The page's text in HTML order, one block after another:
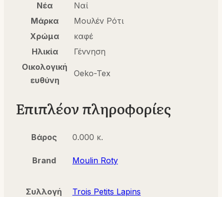
Νέα
Ναί
Μάρκα
Μουλέν Ρότι
Χρώμα
καφέ
Ηλικία
Γέννηση
Οικολογική
ευθύνη
Oeko-Tex
Επιπλέον πληροφορίες
Βάρος 0.000 κ.
Brand Moulin Roty
Συλλογή Trois Petits Lapins